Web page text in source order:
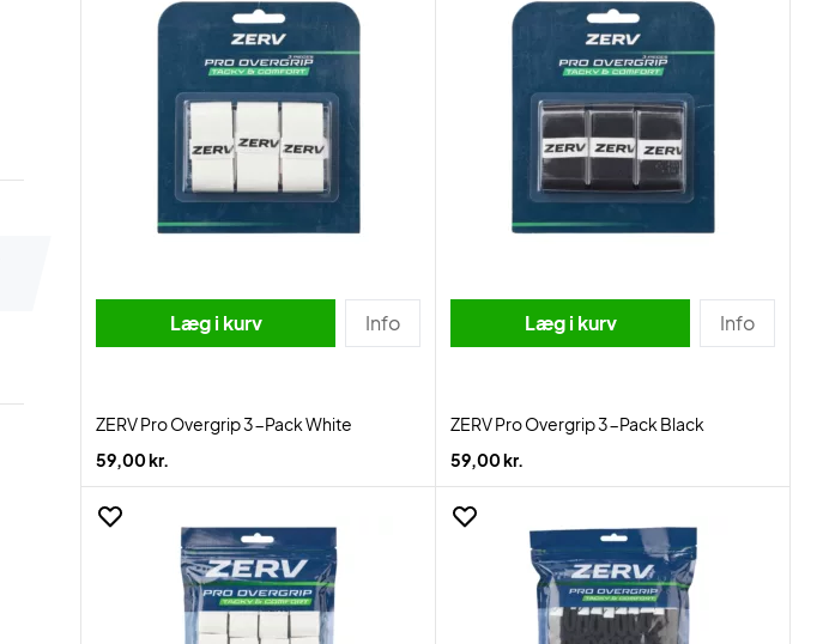
Læg i kurv Info
ZERV Pro Overgrip 3-Pack White
59,00 kr.
Læg i kurv Info
ZERV Pro Overgrip 3-Pack Black
59,00 kr.